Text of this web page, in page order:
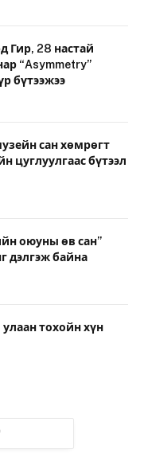
Гир, 28 настай
“Asymmetry”
бүтээжээ
сан хөмрөгт
цуглуулгаас бүтээл
оюуны өв сан”
дэлгэж байна
тохойн хүн